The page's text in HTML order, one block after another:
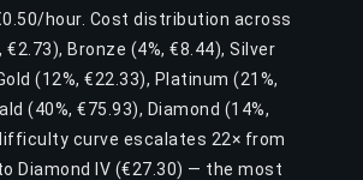
hour. Cost distribution across
€2.73), Bronze (4%, €8.44), Silver
(12%, €22.33), Platinum (21%,
(40%, €75.93), Diamond (14%,
curve escalates 22× from
Diamond IV (€27.30) — the most